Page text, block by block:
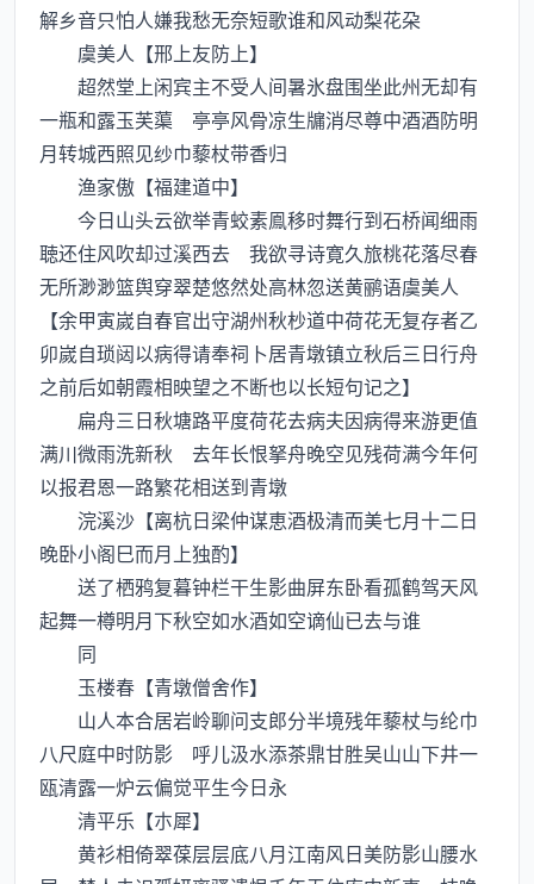
解乡音只怕人嫌我愁无奈短歌谁和风动梨花朶
虞美人【邢上友防上】
超然堂上闲宾主不受人间暑氷盘围坐此州无却有
一瓶和露玉芙蕖 亭亭风骨凉生牖消尽尊中酒酒防明
月转城西照见纱巾藜杖带香归
渔家傲【福建道中】
今日山头云欲举青蛟素鳯移时舞行到石桥闻细雨
聴还住风吹却过溪西去 我欲寻诗寛久旅桃花落尽春
无所渺渺篮舆穿翠楚悠然处高林忽送黄鹂语虞美人
【余甲寅嵗自春官出守湖州秋杪道中荷花无复存者乙
卯嵗自琐闼以病得请奉祠卜居青墩镇立秋后三日行舟
之前后如朝霞相映望之不断也以长短句记之】
扁舟三日秋塘路平度荷花去病夫因病得来游更值
满川微雨洗新秋 去年长恨拏舟晚空见残荷满今年何
以报君恩一路繁花相送到青墩
浣溪沙【离杭日梁仲谋恵酒极清而美七月十二日
晚卧小阁巳而月上独酌】
送了栖鸦复暮钟栏干生影曲屏东卧看孤鹤驾天风
起舞一樽明月下秋空如水酒如空谪仙已去与谁
同
玉楼春【青墩僧舍作】
山人本合居岩岭聊问支郎分半境残年藜杖与纶巾
八尺庭中时防影 呼儿汲水添茶鼎甘胜吴山山下井一
瓯清露一炉云偏觉平生今日永
清平乐【朩犀】
黄衫相倚翠葆层层底八月江南风日美防影山腰水